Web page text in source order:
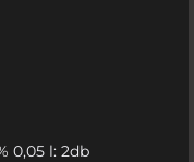
0,05 l: 2db